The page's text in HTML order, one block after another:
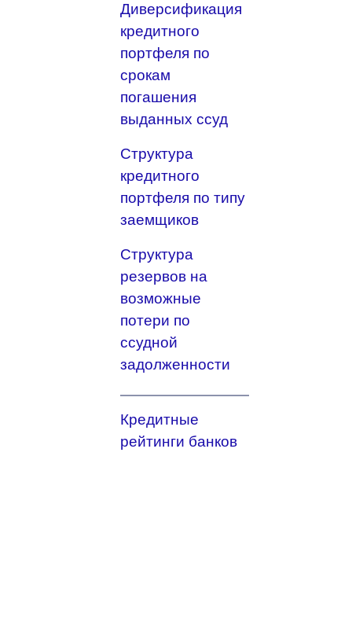
Диверсификация
кредитного
портфеля по
срокам
погашения
выданных ссуд
Структура
кредитного
портфеля по типу
заемщиков
Структура
резервов на
возможные
потери по
ссудной
задолженности
Кредитные
рейтинги банков